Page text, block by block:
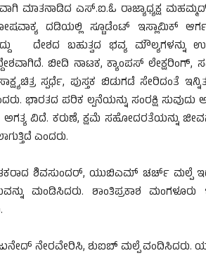
ಮಾತನಾಡಿದ ಎಸ್.ಐ.ಓ ರಾಜ್ಯಾಧ್ಯಕ್ಷ
ದಡಿಯಲ್ಲಿ ಸ್ಟೂಡೆಂಟ್ ಇಸ್ಲಾಮಿಕ್
ದೇಶದ ಬಹುತ್ವದ ಭವ್ಯ
ಬೀದಿ ನಾಟಕ, ಕ್ಯಾಂಪಸ್ ಲೇಕ್ಷರಿಂಗ್,
ಸ್ಪರ್ಧೆ, ಪುಸ್ತಕ ಬಿಡುಗಡೆ ಸೇರಿದಂತೆ
ಭಾರತದ ಪರಿಕ ಲ್ಪನೆಯನ್ನು ಸಂರಕ್ಷಿ
ಅಗತ್ಯ ವಿದೆ. ಕರುಣೆ, ಕ್ಷಮೆ ಸಹೋದರತೆಯನ್ನು
ಎಂದರು.
ಶಿವಸುಂದರ್, ಯುಬಿಎಮ್ ಚರ್ಚ್ ಮಲ್ಪೆ
ಮಂಡಿಸಿದರು. ಶಾಂತಿಪ್ರಕಾಶ
ಜುನೇದ್ ನೇರವೇರಿಸಿ, ಶುಐಬ್ ಮಲ್ಪೆ